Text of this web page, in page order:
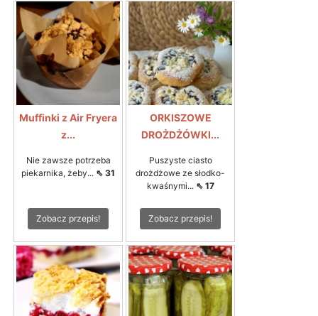
Muffinki z Air Fryera
z...
Nie zawsze potrzeba
piekarnika, żeby... ⇖ 31
Zobacz przepis!
ORKISZOWE
DROŻDŻÓWKI...
Puszyste ciasto
drożdżowe ze słodko-
kwaśnymi... ⇖ 17
Zobacz przepis!